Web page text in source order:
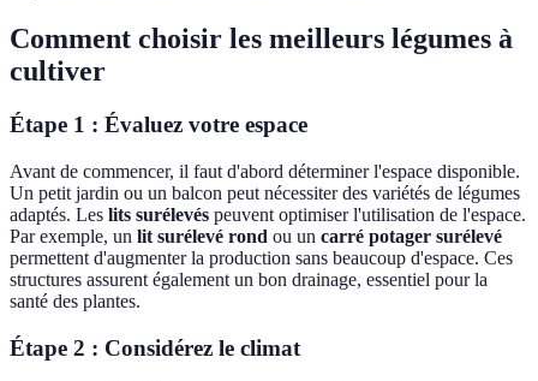
Comment choisir les meilleurs légumes à
cultiver
Étape 1 : Évaluez votre espace
Avant de commencer, il faut d'abord déterminer l'espace disponible.
Un petit jardin ou un balcon peut nécessiter des variétés de légumes
adaptés. Les lits surélevés peuvent optimiser l'utilisation de l'espace.
Par exemple, un lit surélevé rond ou un carré potager surélevé
permettent d'augmenter la production sans beaucoup d'espace. Ces
structures assurent également un bon drainage, essentiel pour la
santé des plantes.
Étape 2 : Considérez le climat